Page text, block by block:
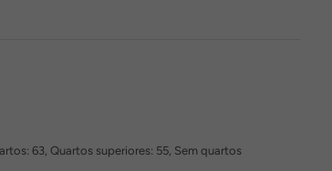
63, Quartos superiores: 55, Sem quartos